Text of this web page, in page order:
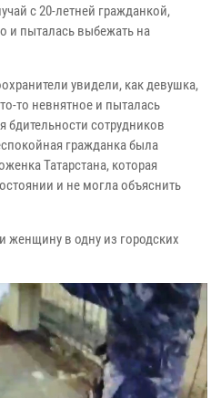
с 20-летней гражданкой,
и пыталась выбежать на
увидели, как девушка,
то невнятное и пыталась
бдительности сотрудников
гражданка была
Татарстана, которая
и не могла объяснить
в одну из городских